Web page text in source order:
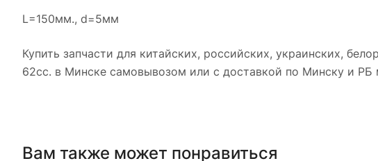
L=150мм., d=5мм
Купить запчасти для китайских, российских, украинских,
62сс. в Минске самовывозом или с доставкой по Минску и РБ
Вам также может понравиться